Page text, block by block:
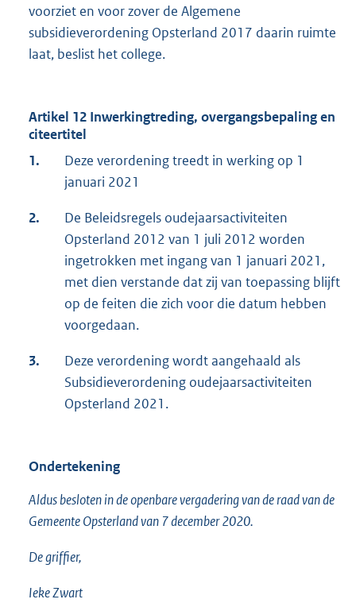
voorziet en voor zover de Algemene
subsidieverordening Opsterland 2017 daarin ruimte
laat, beslist het college.
Artikel 12 Inwerkingtreding, overgangsbepaling en
citeertitel
1.
Deze verordening treedt in werking op 1
januari 2021
2.
De Beleidsregels oudejaarsactiviteiten
Opsterland 2012 van 1 juli 2012 worden
ingetrokken met ingang van 1 januari 2021,
met dien verstande dat zij van toepassing blijft
op de feiten die zich voor die datum hebben
voorgedaan.
3.
Deze verordening wordt aangehaald als
Subsidieverordening oudejaarsactiviteiten
Opsterland 2021.
Ondertekening
Aldus besloten in de openbare vergadering van de raad van de
Gemeente Opsterland van 7 december 2020.
De griffier,
Ieke Zwart